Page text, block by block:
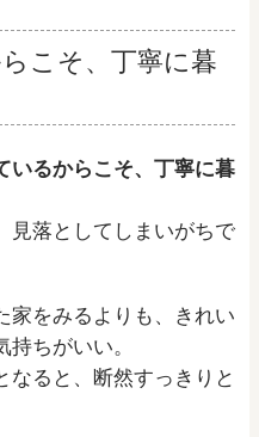
こそ、丁寧に暮
いるからこそ、丁寧に暮
見落としてしまいがちで
家をみるよりも、きれい
ちがいい。
なると、断然すっきりと